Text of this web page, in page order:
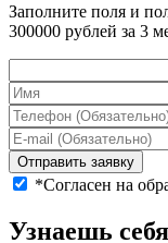
Заполните поля и
300000 рублей за 3
Отправить заявку
*Согласен на
Узнаешь